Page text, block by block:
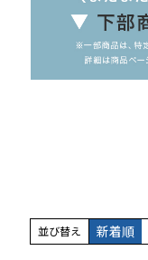
並び替え 新着順